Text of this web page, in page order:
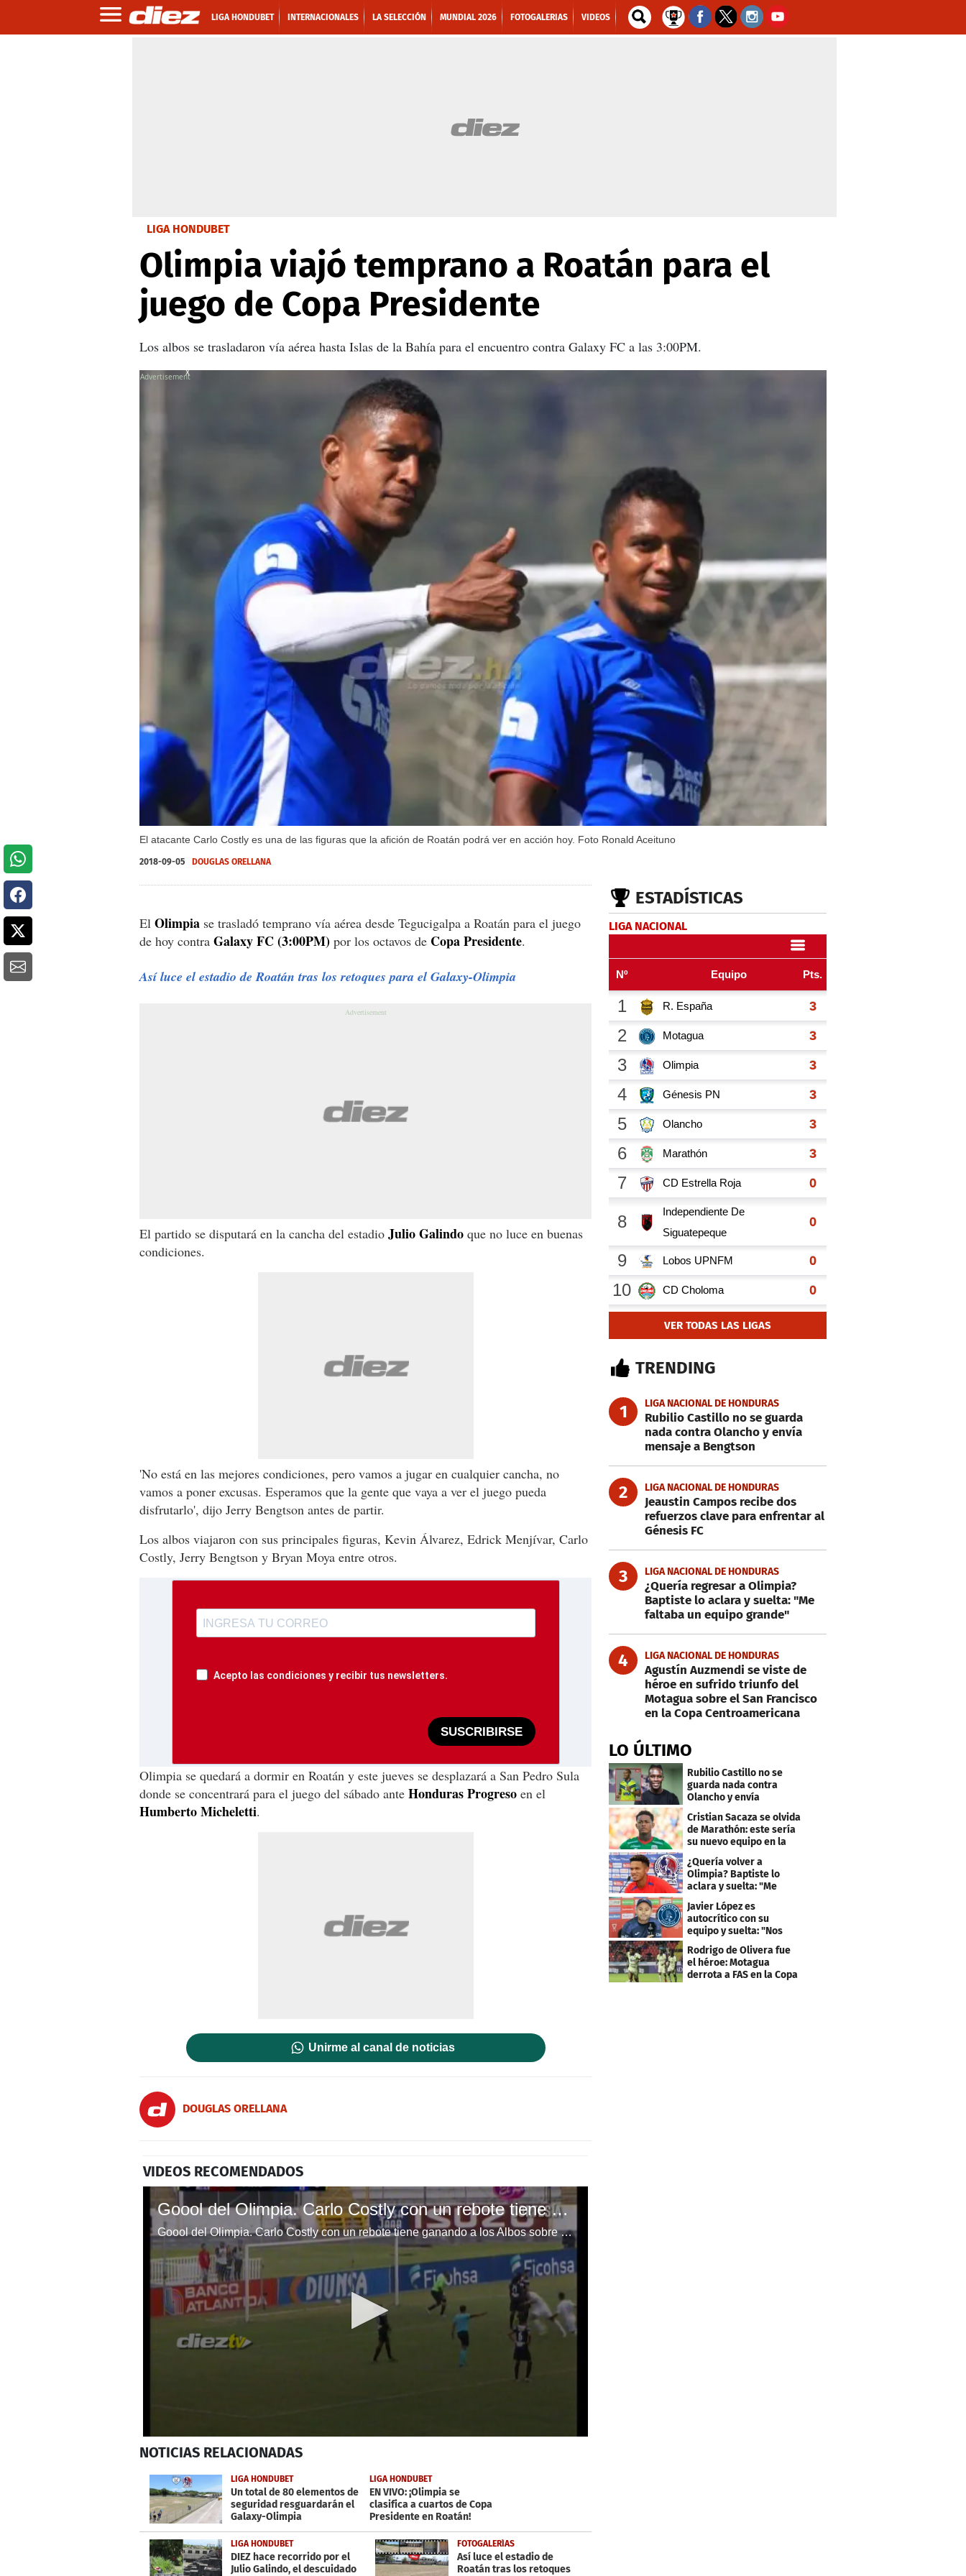
LIGA HONDUBET INTERNACIONALES LA SELECCIÓN MUNDIAL 2026 FOTOGALERIAS VIDEOS
LIGA HONDUBET
Olimpia viajó temprano a Roatán para el
juego de Copa Presidente
Los albos se trasladaron vía aérea hasta Islas de la Bahía para el encuentro contra Galaxy FC a las 3:00PM.
El atacante Carlo Costly es una de las figuras que la afición de Roatán podrá ver en acción hoy. Foto Ronald Aceituno
X
2018-09-05 DOUGLAS ORELLANA
El Olimpia se trasladó temprano vía aérea desde Tegucigalpa a Roatán para el juego
de hoy contra Galaxy FC (3:00PM) por los octavos de Copa Presidente.
Así luce el estadio de Roatán tras los retoques para el Galaxy-Olimpia
El partido se disputará en la cancha del estadio Julio Galindo que no luce en buenas
condiciones.
'No está en las mejores condiciones, pero vamos a jugar en cualquier cancha, no
vamos a poner excusas. Esperamos que la gente que vaya a ver el juego pueda
disfrutarlo', dijo Jerry Bengtson antes de partir.
Los albos viajaron con sus principales figuras, Kevin Álvarez, Edrick Menjívar, Carlo
Costly, Jerry Bengtson y Bryan Moya entre otros.
Acepto las condiciones y recibir tus newsletters.
SUSCRIBIRSE
Olimpia se quedará a dormir en Roatán y este jueves se desplazará a San Pedro Sula
donde se concentrará para el juego del sábado ante Honduras Progreso en el
Humberto Micheletti.
Unirme al canal de noticias
DOUGLAS ORELLANA
VIDEOS RECOMENDADOS
Goool del Olimpia. Carlo Costly con un rebote tiene ganando a los Albos sobre Honduras Progreso.
Goool del Olimpia. Carlo Costly con un rebote tiene ganando a los Albos sobre Honduras Progreso.
seconds
31
secondsVolume
0%
NOTICIAS RELACIONADAS
LIGA HONDUBET
Un total de 80 elementos de
seguridad resguardarán el
Galaxy-Olimpia
LIGA HONDUBET
EN VIVO: ¡Olimpia se
clasifica a cuartos de Copa
Presidente en Roatán!
LIGA HONDUBET
DIEZ hace recorrido por el
Julio Galindo, el descuidado
FOTOGALERÍAS
Así luce el estadio de
Roatán tras los retoques
ESTADÍSTICAS
LIGA NACIONAL
VER TODAS LAS LIGAS
TRENDING
1 LIGA NACIONAL DE HONDURAS
Rubilio Castillo no se guarda
nada contra Olancho y envía
mensaje a Bengtson
2 LIGA NACIONAL DE HONDURAS
Jeaustin Campos recibe dos
refuerzos clave para enfrentar al
Génesis FC
3 LIGA NACIONAL DE HONDURAS
¿Quería regresar a Olimpia?
Baptiste lo aclara y suelta: "Me
faltaba un equipo grande"
4 LIGA NACIONAL DE HONDURAS
Agustín Auzmendi se viste de
héroe en sufrido triunfo del
Motagua sobre el San Francisco
en la Copa Centroamericana
LO ÚLTIMO
Rubilio Castillo no se
guarda nada contra
Olancho y envía
mensaje a Bengtson
Cristian Sacaza se olvida
de Marathón: este sería
su nuevo equipo en la
Liga Nacional
¿Quería volver a
Olimpia? Baptiste lo
aclara y suelta: "Me
faltaba un equipo
grande"
Javier López es
autocrítico con su
equipo y suelta: "Nos
costó muchísimo..."
Rodrigo de Olivera fue
el héroe: Motagua
derrota a FAS en la Copa